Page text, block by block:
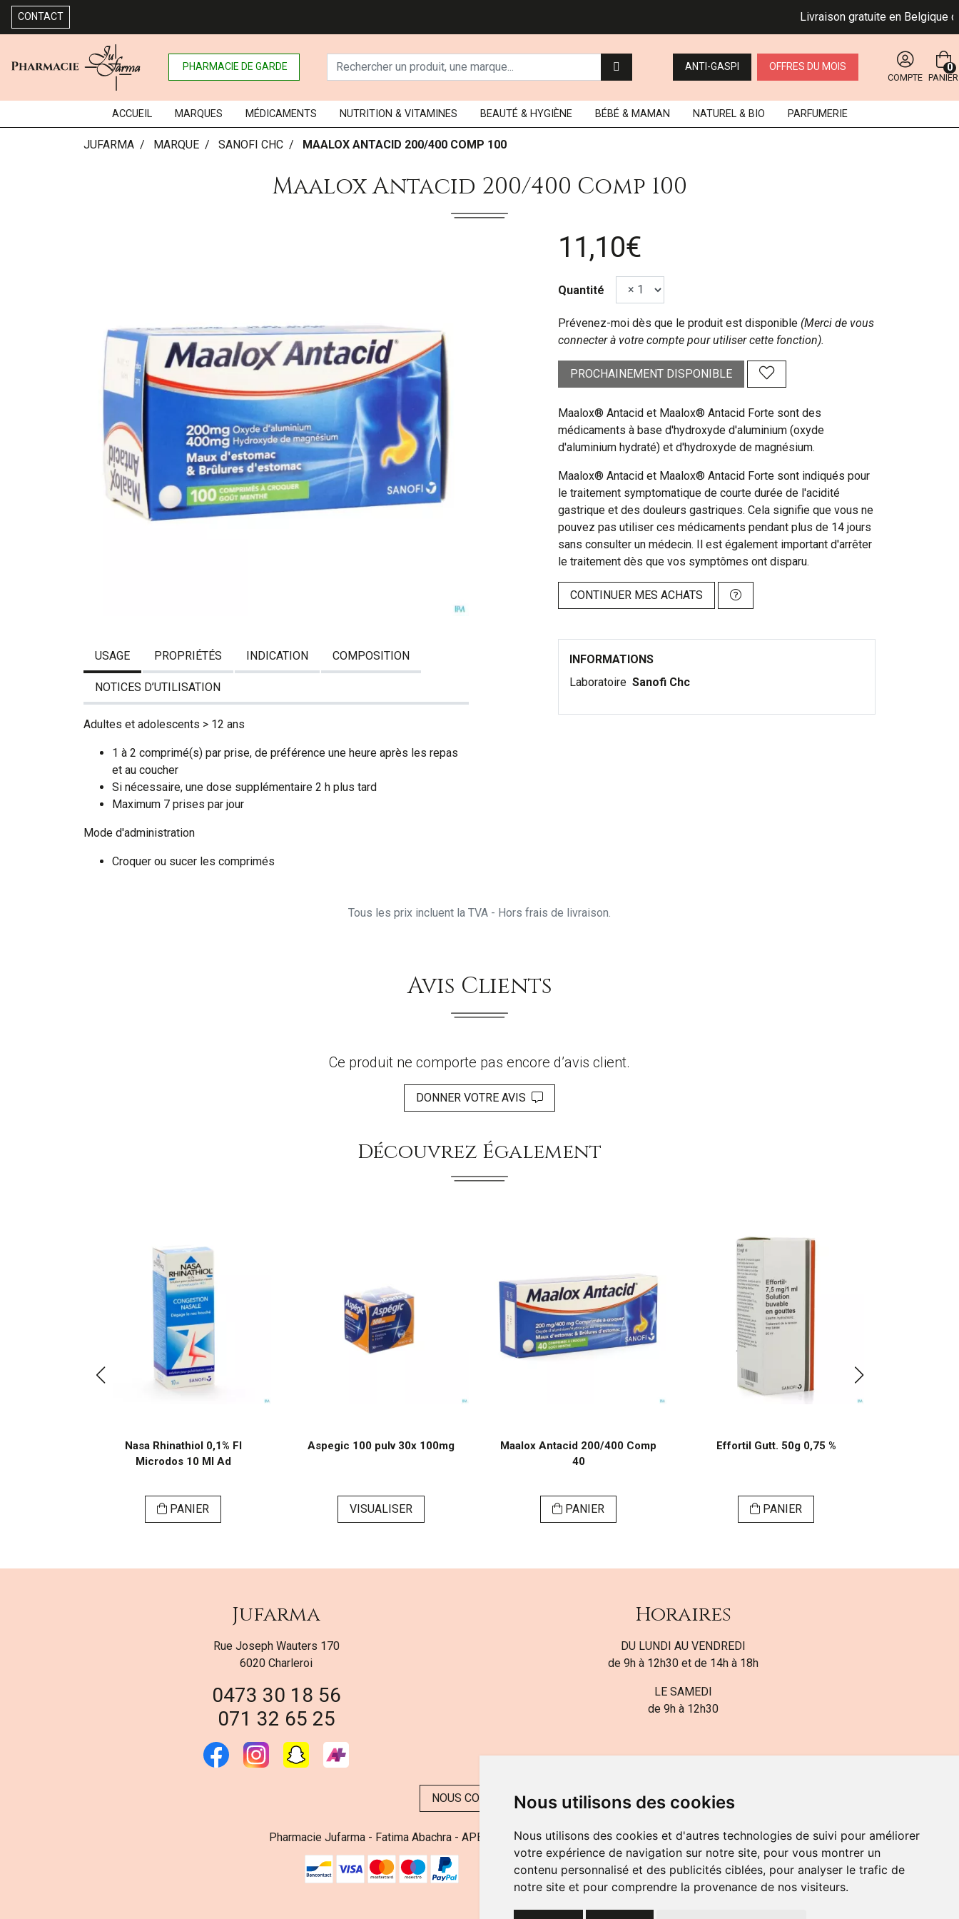
Nous utilisons des cookies
Nous utilisons des cookies et d'autres technologies de suivi pour améliorer
votre expérience de navigation sur notre site, pour vous montrer un
contenu personnalisé et des publicités ciblées, pour analyser le trafic de
notre site et pour comprendre la provenance de nos visiteurs.
CONTACT Livraison gratuite en Belgique
PHARMACIE DE GARDE ANTI-GASPI OFFRES DU MOIS
COMPTE PANIER
0
ACCUEIL MARQUES MÉDICAMENTS NUTRITION & VITAMINES BEAUTÉ & HYGIÈNE BÉBÉ & MAMAN NATUREL & BIO PARFUMERIE
JUFARMA MARQUE SANOFI CHC MAALOX ANTACID 200/400 COMP 100
Maalox Antacid 200/400 Comp 100
11,10€
Quantité
Prévenez-moi dès que le produit est disponible (Merci de vous
connecter à votre compte pour utiliser cette fonction).
PROCHAINEMENT DISPONIBLE
Maalox® Antacid et Maalox® Antacid Forte sont des
médicaments à base d'hydroxyde d'aluminium (oxyde
d'aluminium hydraté) et d'hydroxyde de magnésium.
Maalox® Antacid et Maalox® Antacid Forte sont indiqués pour
le traitement symptomatique de courte durée de l'acidité
gastrique et des douleurs gastriques. Cela signifie que vous ne
pouvez pas utiliser ces médicaments pendant plus de 14 jours
sans consulter un médecin. Il est également important d'arrêter
le traitement dès que vos symptômes ont disparu.
CONTINUER MES ACHATS
USAGE PROPRIÉTÉS INDICATION COMPOSITION
NOTICES D’UTILISATION
Adultes et adolescents > 12 ans
1 à 2 comprimé(s) par prise, de préférence une heure après les repas
et au coucher
Si nécessaire, une dose supplémentaire 2 h plus tard
Maximum 7 prises par jour
Mode d'administration
Croquer ou sucer les comprimés
INFORMATIONS
Laboratoire Sanofi Chc
Tous les prix incluent la TVA - Hors frais de livraison.
Avis Clients
Ce produit ne comporte pas encore d’avis client.
DONNER VOTRE AVIS
Découvrez Également
Nasa Rhinathiol 0,1% Fl
Microdos 10 Ml Ad
PANIER
Aspegic 100 pulv 30x 100mg
VISUALISER
Maalox Antacid 200/400 Comp
40
PANIER
Effortil Gutt. 50g 0,75 %
PANIER
Jufarma
Rue Joseph Wauters 170
6020 Charleroi
0473 30 18 56
071 32 65 25
Horaires
DU LUNDI AU VENDREDI
de 9h à 12h30 et de 14h à 18h
LE SAMEDI
de 9h à 12h30
NOUS CONTACTER
Pharmacie Jufarma - Fatima Abachra - APB 521704 - N° Entreprise BE0882-700-592